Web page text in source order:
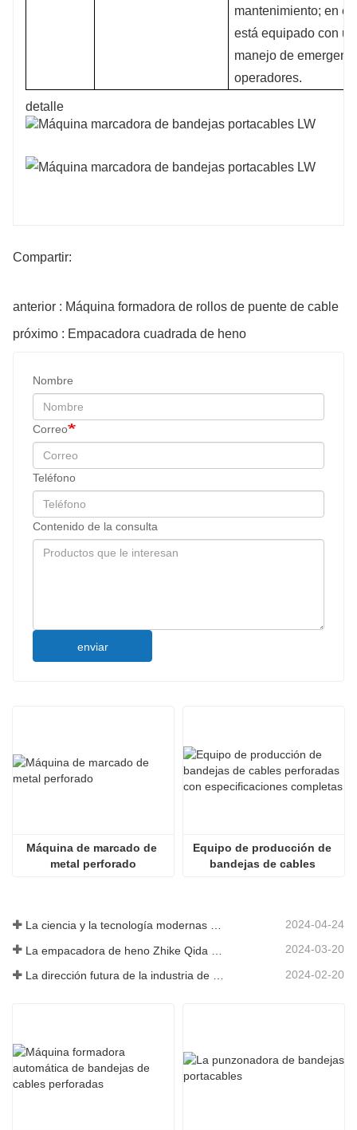
mantenimiento; en
está equipado con
manejo de
operadores.
detalle
Compartir:
anterior : Máquina formadora de rollos de puente de cable
próximo : Empacadora cuadrada de heno
Nombre
Correo
Teléfono
Contenido de la consulta
enviar
Máquina de marcado de
metal perforado
Equipo de producción de
bandejas de cables
La ciencia y la tecnología modernas de China inyectan nueva vitalidad a la agricultura tradicional
2024-04-24
2024-03-20
2024-02-20